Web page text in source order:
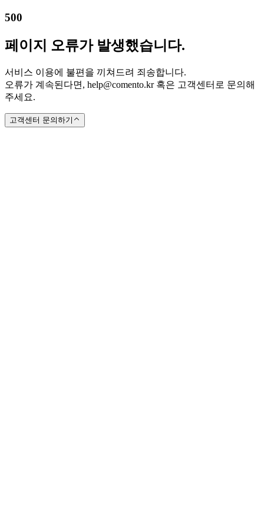
500
페이지 오류가 발생했습니다.
서비스 이용에 불편을 끼쳐드려 죄송합니다.
오류가 계속된다면, help@comento.kr 혹은 고객센터로 문의해
주세요.
고객센터 문의하기